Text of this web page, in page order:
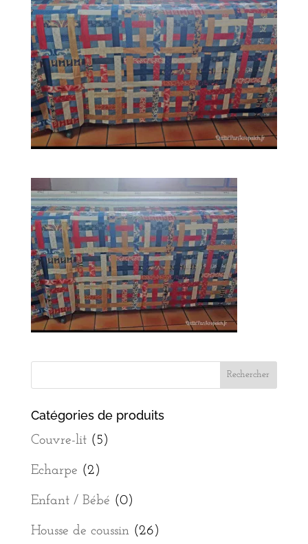
Catégories de produits
Couvre-lit (5)
Echarpe (2)
Enfant / Bébé (0)
Housse de coussin (26)